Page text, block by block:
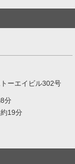
ーエイビル302号
分
19分